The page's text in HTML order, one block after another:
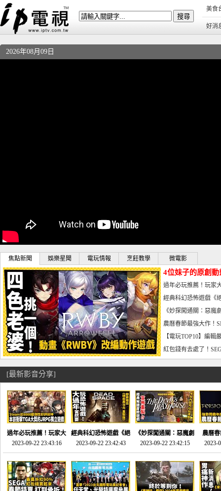
美食
好消
2026年08月09日
焦點新聞 娛樂星聞 電玩情報 烹飪教學 微電影
4位妹子的原創
曝光_電玩宅速配
過年必玩推薦！玩家
宅速配20230126
經典科幻恐怖遊戲《
懼體驗-電玩宅速配
《妙探闖通關：惡
到!!-電玩宅速配
農曆春節最強大作！
電玩宅速配20230123
【電玩TOP10】編
了，封面圖直接雷你
紅包錢有去處了！
宅速配20230119
[最新影音分享]
過年必玩推薦！玩家大
推的JRPG神作《神之
天平》介紹！-電玩宅
速配20230126
2023-09-22 23:43:16
經典科幻恐怖遊戲《絕
命異次元 重製版》重
回「石村號」的恐懼體
驗-電玩宅速配
20230125
2023-09-22 23:42:43
《妙探闖通關：惡魔劇
場》將推出「重製
版」!!!今年就能玩到!!-
電玩宅速配20230124
2023-09-22 23:42:15
農曆
SE社
動作角
電玩宅
2023-